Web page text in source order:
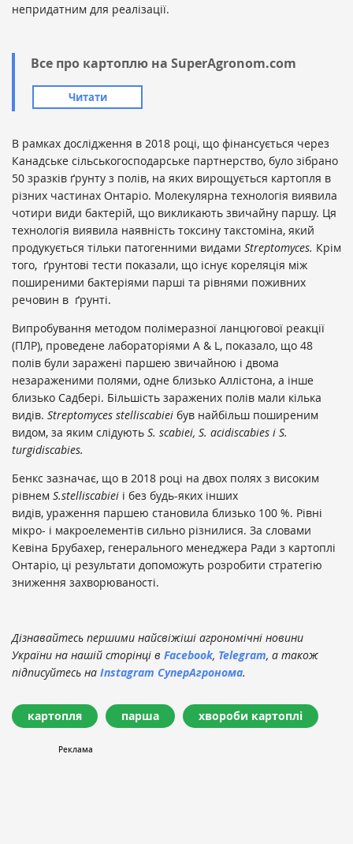
непридатним для реалізації.
Все про картоплю на SuperAgronom.com
Читати
В рамках дослідження в 2018 році, що фінансується через
Канадське сільськогосподарське партнерство, було зібрано
50 зразків ґрунту з полів, на яких вирощується картопля в
різних частинах Онтаріо. Молекулярна технологія виявила
чотири види бактерій, що викликають звичайну паршу. Ця
технологія виявила наявність токсину такстоміна, який
продукується тільки патогенними видами Streptomyces. Крім
того, ґрунтові тести показали, що існує кореляція між
поширеними бактеріями парші та рівнями поживних
речовин в ґрунті.
Випробування методом полімеразної ланцюгової реакції
(ПЛР), проведене лабораторіями A & L, показало, що 48
полів були заражені паршею звичайною і двома
незараженими полями, одне близько Аллістона, а інше
близько Садбері. Більшість заражених полів мали кілька
видів. Streptomyces stelliscabiei був найбільш поширеним
видом, за яким слідують S. scabiei, S. acidiscabies і S.
turgidiscabies.
Бенкс зазначає, що в 2018 році на двох полях з високим
рівнем S.stelliscabiei і без будь-яких інших
видів, ураження паршею становила близько 100 %. Рівні
мікро- і макроелементів сильно різнилися. За словами
Кевіна Брубахер, генерального менеджера Ради з картоплі
Онтаріо, ці результати допоможуть розробити стратегію
зниження захворюваності.
Дізнавайтесь першими найсвіжіші агрономічні новини
України на нашій сторінці в Facebook, Telegram, а також
підписуйтесь на Instagram СуперАгронома.
картопля парша хвороби картоплі